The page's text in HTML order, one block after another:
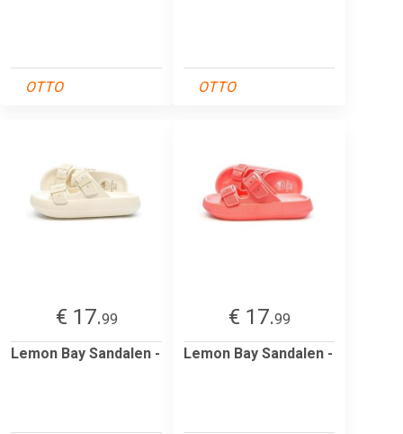
OTTO OTTO
€ 17.99
Lemon Bay Sandalen -
€ 17.99
Lemon Bay Sandalen -